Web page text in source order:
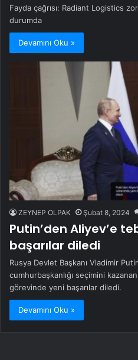
Fayda çağrısı: Radiant Logistics
durumda
Devamını Oku »
ZEYNEP OLPAK Şubat 8, 2024
Putin’den Aliyev’e
başarılar diledi
Rusya Devlet Başkanı Vladimir
cumhurbaşkanlığı seçimini
görevinde yeni başarılar diledi.
Devamını Oku »